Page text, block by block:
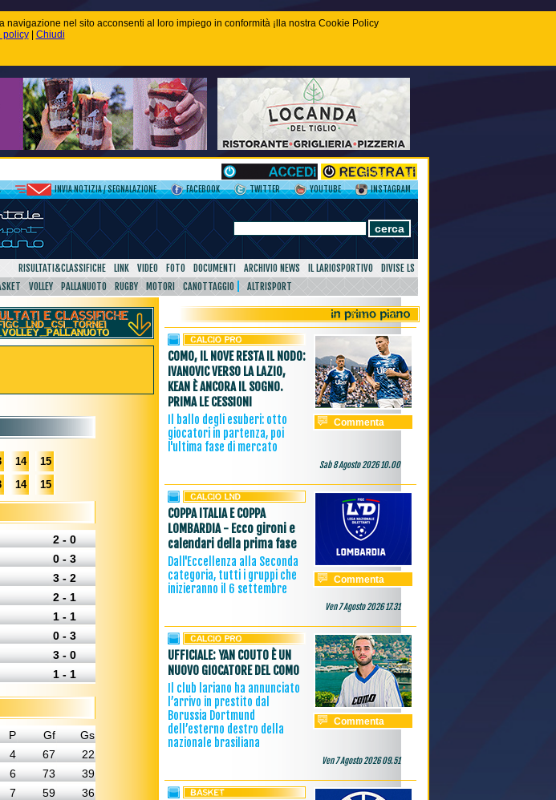
nel sito acconsenti al loro impiego in conformità ¡lla nostra Cookie Policy
policy| Chiudi
INVIA NOTIZIA / SEGNALAZIONE FACEBOOK TWITTER YOUTUBE INSTAGRAM
RISULTATI&CLASSIFICHE LINK VIDEO FOTO DOCUMENTI ARCHIVIO NEWS IL LARIOSPORTIVO
DIVISE LS
VOLLEY PALLANUOTO RUGBY MOTORI CANOTTAGGIO ALTRISPORT
14 15
14 15
2 - 0
0 - 3
3 - 2
2 - 1
1 - 1
0 - 3
3 - 0
1 - 1
P Gf
Gs
4 67
22
6 73
39
7 59
36
COMO, IL NOVE RESTA IL NODO:
IVANOVIC VERSO LA LAZIO,
KEAN È ANCORA IL SOGNO.
PRIMA LE CESSIONI
Il ballo degli esuberi: otto
giocatori in partenza, poi
l'ultima fase di mercato
Commenta
Sab 8 Agosto 2026 10.00
COPPA ITALIA E COPPA
LOMBARDIA - Ecco gironi e
calendari della prima fase
Dall'Eccellenza alla Seconda
categoria, tutti i gruppi che
inizieranno il 6 settembre
Commenta
Ven 7 Agosto 2026 17.31
UFFICIALE: YAN COUTO È UN
NUOVO GIOCATORE DEL COMO
Il club lariano ha annunciato
l’arrivo in prestito dal
Borussia Dortmund
dell’esterno destro della
nazionale brasiliana
Commenta
Ven 7 Agosto 2026 09.51